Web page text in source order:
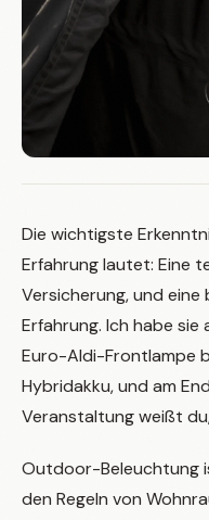
Die wichtigste
Erfahrung lautet: Eine
Versicherung, und
Erfahrung. Ich habe
Euro-Aldi-Frontlampe
Hybridakku, und am
Veranstaltung weißt
Outdoor-Beleuchtung
den Regeln von